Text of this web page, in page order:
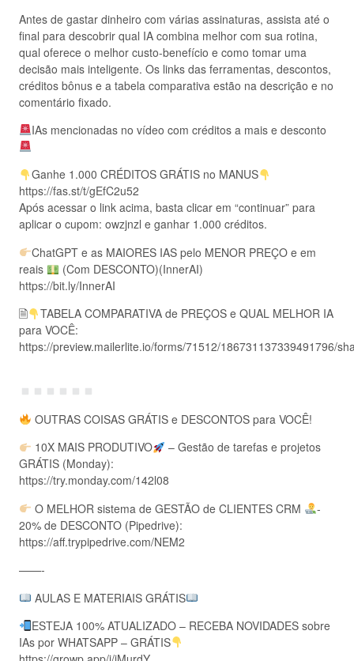
Antes de gastar dinheiro com várias assinaturas, assista até o
final para descobrir qual IA combina melhor com sua rotina,
qual oferece o melhor custo-benefício e como tomar uma
decisão mais inteligente. Os links das ferramentas, descontos,
créditos bônus e a tabela comparativa estão na descrição e no
comentário fixado.
IAs mencionadas no vídeo com créditos a mais e desconto
Ganhe 1.000 CRÉDITOS GRÁTIS no MANUS
https://fas.st/t/gEfC2u52
Após acessar o link acima, basta clicar em “continuar” para
aplicar o cupom: owzjnzl e ganhar 1.000 créditos.
ChatGPT e as MAIORES IAS pelo MENOR PREÇO e em
reais
(Com DESCONTO)(InnerAI)
https://bit.ly/InnerAI
🗎
TABELA COMPARATIVA de PREÇOS e QUAL MELHOR IA
para VOCÊ:
https://preview.mailerlite.io/forms/71512/186731137339491796/
OUTRAS COISAS GRÁTIS e DESCONTOS para VOCÊ!
10X MAIS PRODUTIVO
– Gestão de tarefas e projetos
GRÁTIS (Monday):
https://try.monday.com/142l08
O MELHOR sistema de GESTÃO de CLIENTES CRM
-
20% de DESCONTO (Pipedrive):
https://aff.trypipedrive.com/NEM2
——-
AULAS E MATERIAIS GRÁTIS
ESTEJA 100% ATUALIZADO – RECEBA NOVIDADES sobre
IAs por WHATSAPP – GRÁTIS